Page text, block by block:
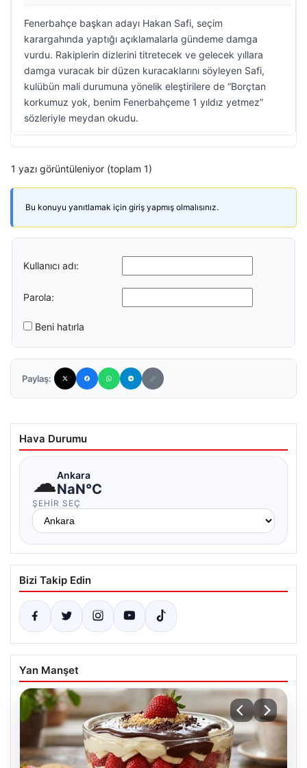
Fenerbahçe başkan adayı Hakan Safi, seçim
karargahında yaptığı açıklamalarla gündeme damga
vurdu. Rakiplerin dizlerini titretecek ve gelecek yıllara
damga vuracak bir düzen kuracaklarını söyleyen Safi,
kulübün mali durumuna yönelik eleştirilere de “Borçtan
korkumuz yok, benim Fenerbahçeme 1 yıldız yetmez”
sözleriyle meydan okudu.
1 yazı görüntüleniyor (toplam 1)
Bu konuyu yanıtlamak için giriş yapmış olmalısınız.
Kullanıcı adı:
Parola:
Beni hatırla
Paylaş:
Hava Durumu
☁Ankara
NaN°C
ŞEHIR SEÇ
Bizi Takip Edin
Yan Manşet